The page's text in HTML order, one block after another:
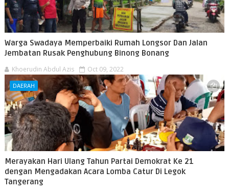
Warga Swadaya Memperbaiki Rumah Longsor Dan Jalan
Jembatan Rusak Penghubung Binong Bonang
Khoerudin Abdul Azis Oct 09, 2022
DAERAH
Merayakan Hari Ulang Tahun Partai Demokrat Ke 21
dengan Mengadakan Acara Lomba Catur Di Legok
Tangerang